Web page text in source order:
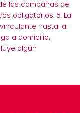
las campañas de
obligatorios. 5. La
hasta la
a domicilio,
algún